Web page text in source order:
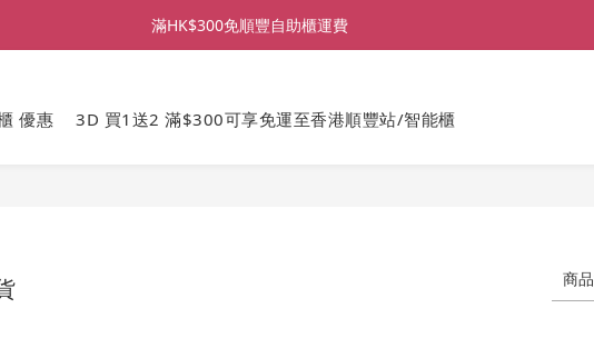
滿HK$300免順豐自助櫃運費
優惠 3D 買1送2 滿$300可享免運至香港順豐站/智能櫃
商